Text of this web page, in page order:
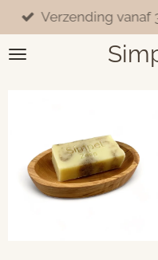
Ga
direct
naar
Verzending vanaf